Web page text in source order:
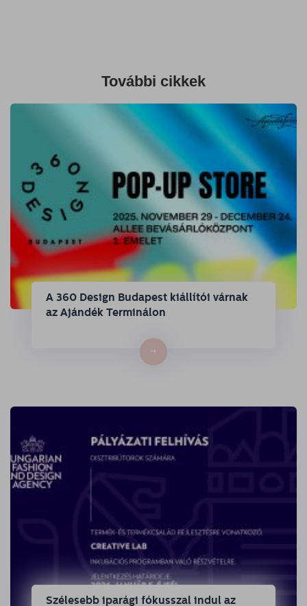
További cikkek
A 360 Design Budapest kiállítói várnak
az Ajándék Terminálon
→
Szélesebb iparági fókusszal indul az